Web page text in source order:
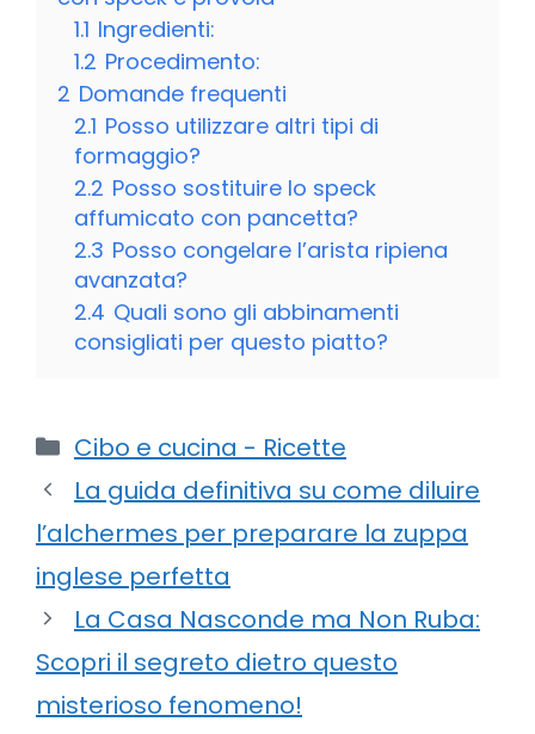
1.1 Ingredienti:
1.2 Procedimento:
2 Domande frequenti
2.1 Posso utilizzare altri tipi di
formaggio?
2.2 Posso sostituire lo speck
affumicato con pancetta?
2.3 Posso congelare l’arista ripiena
avanzata?
2.4 Quali sono gli abbinamenti
consigliati per questo piatto?
Categorie
Cibo e cucina - Ricette
La guida definitiva su come diluire
l’alchermes per preparare la zuppa
inglese perfetta
La Casa Nasconde ma Non Ruba:
Scopri il segreto dietro questo
misterioso fenomeno!